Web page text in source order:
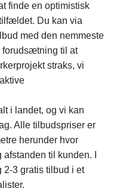
finde en optimistisk
Du kan via
med den nemmeste
forudsætning til at
straks, vi
i landet, og vi kan
Alle tilbudspriser er
herunder hvor
til kunden. I
2-3 gratis tilbud i et